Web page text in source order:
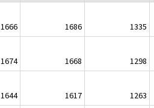
1666 1686
1335
1674 1668
1298
1644 1617
1263